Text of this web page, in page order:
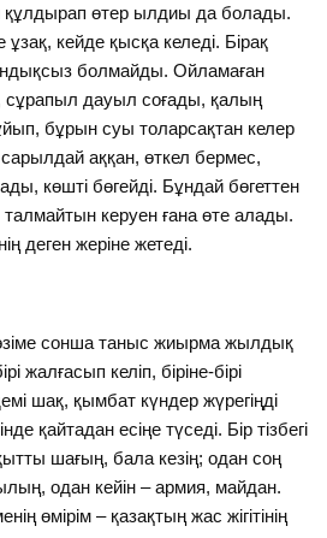
құлдырап өтер ылдиы да болады.
кейде қысқа келеді. Бірақ
болмайды. Ойламаған
дауыл соғады, қалың
бұрын суы толарсақтан келер
аққан, өткел бермес,
көшті бөгейді. Бұндай бөгеттен
керуен ғана өте алады.
деген жеріне жетеді.
сонша таныс жиырма жылдық
жалғасып келіп, біріне-бірі
шақ, қымбат күндер жүрегіңді
қайтадан есіңе түседі. Бір тізбегі
шағың, бала кезің; одан соң
одан кейін – армия, майдан.
өмірім – қазақтың жас жігітінің